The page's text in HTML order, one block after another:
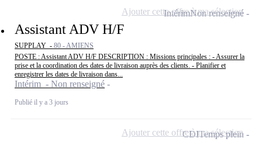
Assistant ADV H/F
SUPPLAY - 80 - AMIENS
POSTE : Assistant ADV H/F DESCRIPTION : Missions principales : - Assurer la
prise et la coordination des dates de livraison auprès des clients. - Planifier et
enregistrer les dates de livraison dans...
Intérim - Non renseigné
Publié il y a 3 jours
IntérimNon renseigné
Ajouter cette offre à ma sélection
CDITemps plein
Ajouter cette offre à ma sélection